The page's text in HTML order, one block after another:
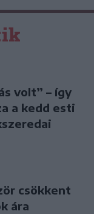
volt” – így
a kedd esti
csökkent
ára